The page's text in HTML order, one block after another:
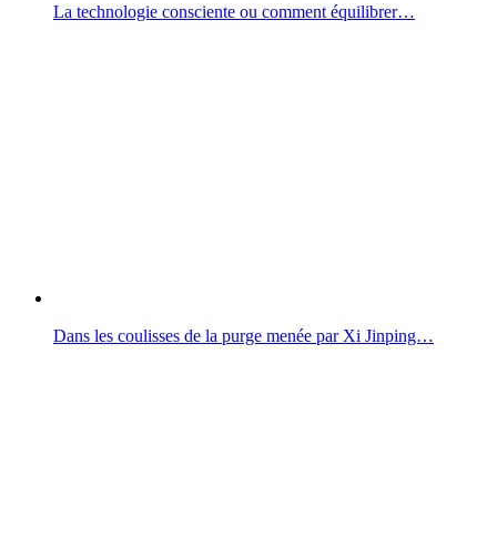
La technologie consciente ou comment équilibrer…
Dans les coulisses de la purge menée par Xi Jinping…